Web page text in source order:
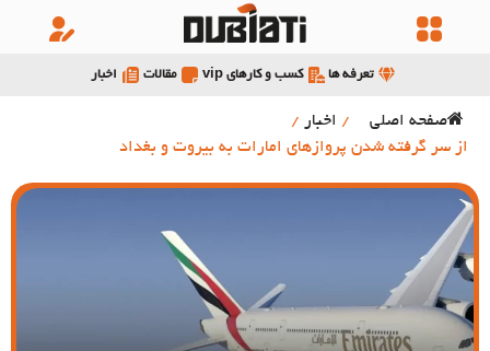
تعرفه ها کسب و کارهای vip مقالات اخبار
صفحه اصلی / اخبار /
‏از سر گرفته شدن پرواز‌های امارات به بیروت و بغداد